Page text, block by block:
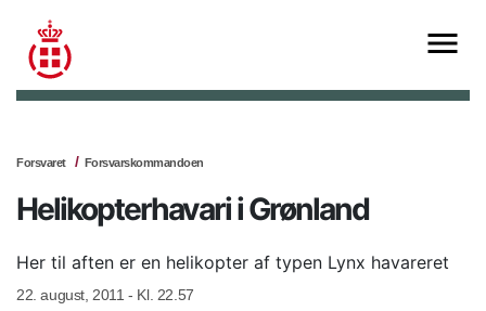
Forsvaret Forsvarskommandoen
Helikopterhavari i Grønland
Her til aften er en helikopter af typen Lynx havareret
22. august, 2011 - Kl. 22.57